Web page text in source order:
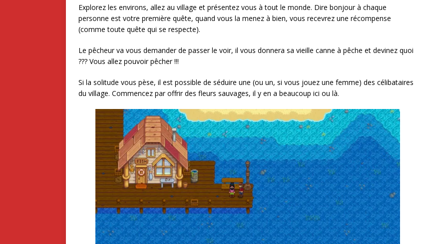
Explorez les environs, allez au village et présentez vous à tout le monde. Dire bonjour à chaque
personne est votre première quête, quand vous la menez à bien, vous recevrez une récompense
(comme toute quête qui se respecte).
Le pêcheur va vous demander de passer le voir, il vous donnera sa vieille canne à pêche et devinez quoi
??? Vous allez pouvoir pêcher !!!
Si la solitude vous pèse, il est possible de séduire une (ou un, si vous jouez une femme) des célibataires
du village. Commencez par offrir des fleurs sauvages, il y en a beaucoup ici ou là.